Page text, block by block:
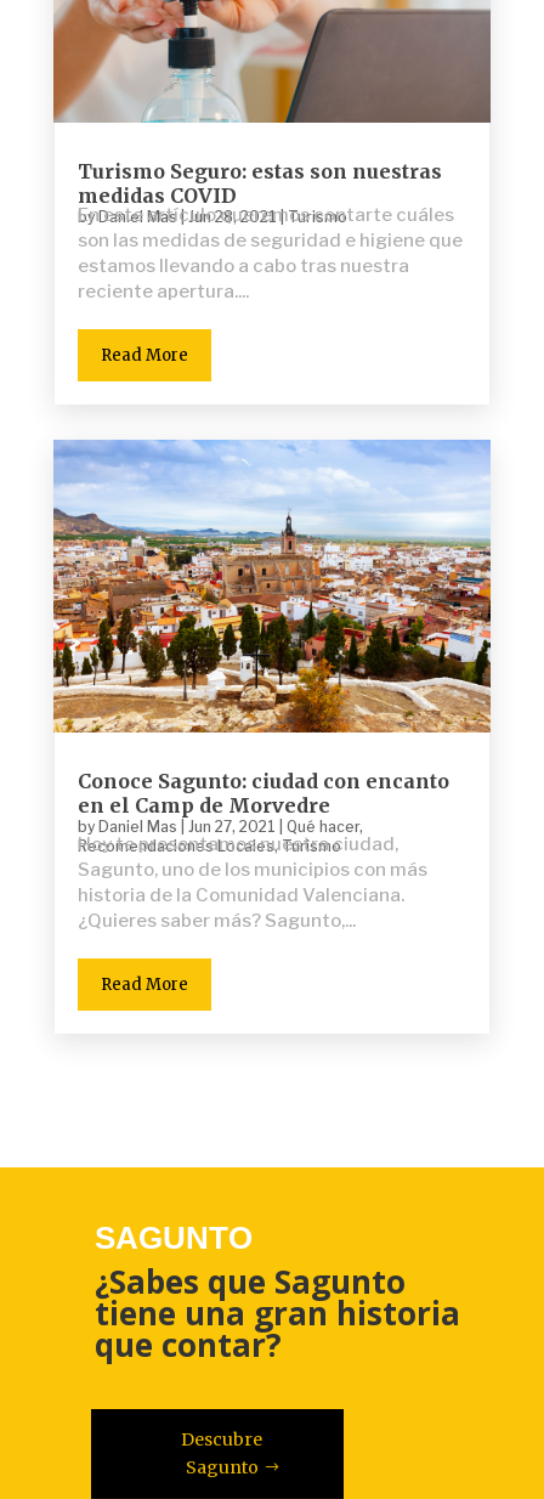
Turismo Seguro: estas son nuestras
medidas COVID
byDaniel Mas|Jun 28, 2021|Turismo
En este artículo queremos contarte cuáles
son las medidas de seguridad e higiene que
estamos llevando a cabo tras nuestra
reciente apertura....
Read More
Conoce Sagunto: ciudad con encanto
en el Camp de Morvedre
by Daniel Mas Jun 27, 2021 Qué hacer,
Recomendaciones Locales,Turismo
Hoy te presentamos nuestra ciudad,
Sagunto, uno de los municipios con más
historia de la Comunidad Valenciana.
¿Quieres saber más? Sagunto,...
Read More
SAGUNTO
¿Sabes que Sagunto
tiene una gran historia
que contar?
Descubre
Sagunto